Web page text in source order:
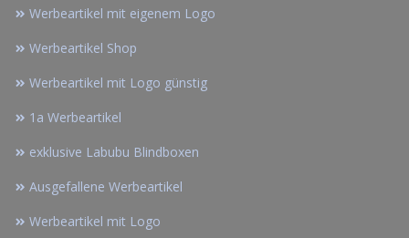
Werbeartikel mit eigenem Logo
Werbeartikel Shop
Werbeartikel mit Logo günstig
1a Werbeartikel
exklusive Labubu Blindboxen
Ausgefallene Werbeartikel
Werbeartikel mit Logo